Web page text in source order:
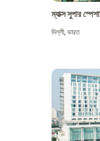
ম্যাক্স সুপার
দিল্লী,ভারত